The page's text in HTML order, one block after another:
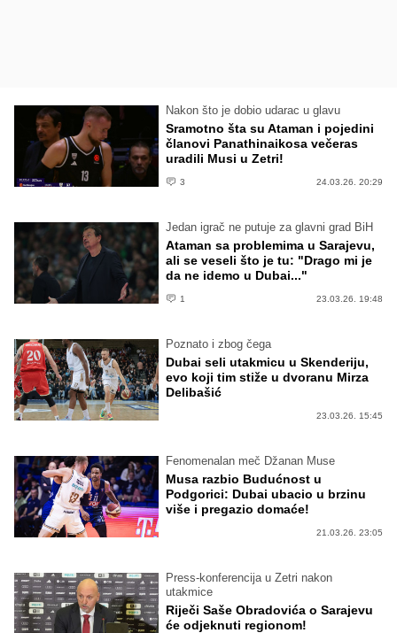
Nakon što je dobio udarac u glavu
Sramotno šta su Ataman i pojedini
članovi Panathinaikosa večeras
uradili Musi u Zetri!
3 24.03.26. 20:29
Jedan igrač ne putuje za glavni grad BiH
Ataman sa problemima u Sarajevu,
ali se veseli što je tu: "Drago mi je
da ne idemo u Dubai..."
1 23.03.26. 19:48
Poznato i zbog čega
Dubai seli utakmicu u Skenderiju,
evo koji tim stiže u dvoranu Mirza
Delibašić
23.03.26. 15:45
Fenomenalan meč Džanan Muse
Musa razbio Budućnost u
Podgorici: Dubai ubacio u brzinu
više i pregazio domaće!
21.03.26. 23:05
Press-konferencija u Zetri nakon
utakmice
Riječi Saše Obradovića o Sarajevu
će odjeknuti regionom!